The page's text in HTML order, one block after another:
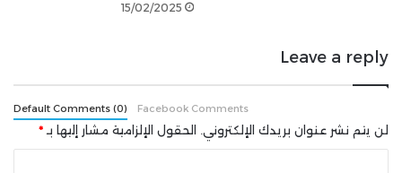
15/02/2025
Leave a reply
Default Comments (0) Facebook Comments
لن يتم نشر عنوان بريدك الإلكتروني. الحقول الإلزامية مشار إليها بـ*